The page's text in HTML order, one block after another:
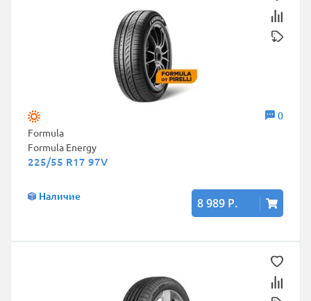
0
Formula
Formula Energy
225/55 R17 97V
Наличие 8 989 Р.